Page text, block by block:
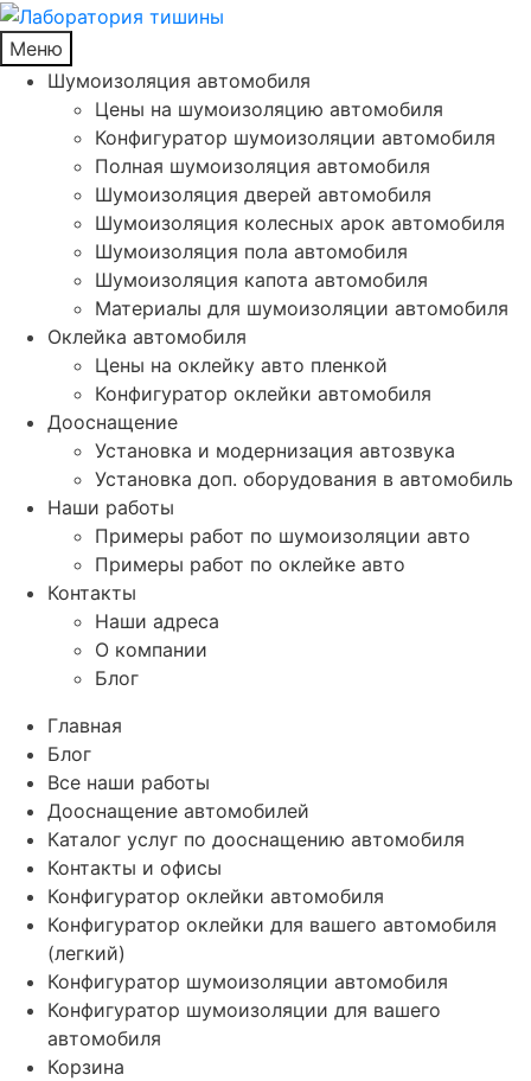
Меню
Шумоизоляция автомобиля
Цены на шумоизоляцию автомобиля
Конфигуратор шумоизоляции автомобиля
Полная шумоизоляция автомобиля
Шумоизоляция дверей автомобиля
Шумоизоляция колесных арок автомобиля
Шумоизоляция пола автомобиля
Шумоизоляция капота автомобиля
Материалы для шумоизоляции автомобиля
Оклейка автомобиля
Цены на оклейку авто пленкой
Конфигуратор оклейки автомобиля
Дооснащение
Установка и модернизация автозвука
Установка доп. оборудования в автомобиль
Наши работы
Примеры работ по шумоизоляции авто
Примеры работ по оклейке авто
Контакты
Наши адреса
О компании
Блог
Главная
Блог
Все наши работы
Дооснащение автомобилей
Каталог услуг по дооснащению автомобиля
Контакты и офисы
Конфигуратор оклейки автомобиля
Конфигуратор оклейки для вашего автомобиля
(легкий)
Конфигуратор шумоизоляции автомобиля
Конфигуратор шумоизоляции для вашего
автомобиля
Корзина